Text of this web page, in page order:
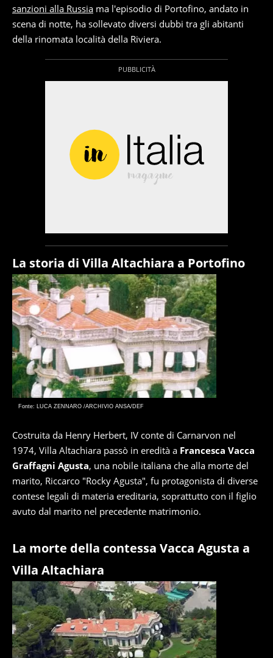
sanzioni alla Russia ma l'episodio di Portofino, andato in
scena di notte, ha sollevato diversi dubbi tra gli abitanti
della rinomata località della Riviera.
La storia di Villa Altachiara a Portofino
Fonte: LUCA ZENNARO /ARCHIVIO ANSA/DEF
Costruita da Henry Herbert, IV conte di Carnarvon nel
1974, Villa Altachiara passò in eredità a Francesca Vacca
Graffagni Agusta, una nobile italiana che alla morte del
marito, Riccarco "Rocky Agusta", fu protagonista di diverse
contese legali di materia ereditaria, soprattutto con il figlio
avuto dal marito nel precedente matrimonio.
La morte della contessa Vacca Agusta a
Villa Altachiara